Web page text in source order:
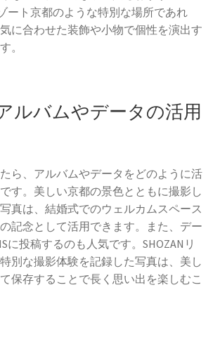
ート京都のような特別な場所であれ
に合わせた装飾や小物で個性を演出す
。
ルバムやデータの活用
ら、アルバムやデータをどのように活
す。美しい京都の景色とともに撮影し
真は、結婚式でのウェルカムスペース
記念として活用できます。また、デー
に投稿するのも人気です。SHOZANリ
別な撮影体験を記録した写真は、美し
保存することで長く思い出を楽しむこ